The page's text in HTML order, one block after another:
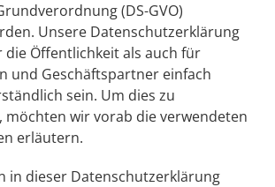
(DS-GVO)
Unsere Datenschutzerklärung
die Öffentlichkeit als auch für
und Geschäftspartner einfach
sein. Um dies zu
möchten wir vorab die verwendeten
erläutern.
in dieser Datenschutzerklärung